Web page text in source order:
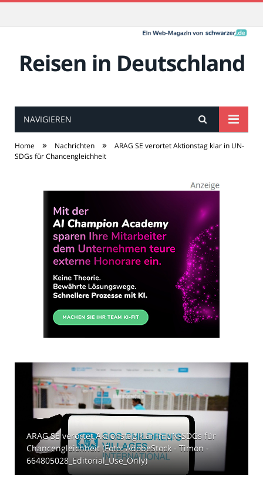
Reisen in Deutschland
NAVIGIEREN
Home » Nachrichten »
ARAG SE verortet Aktionstag klar in UN-
SDGs für Chancengleichheit
ARAG SE verortet Aktionstag klar in UN-SDGs für
Chancengleichheit (Foto: AdobeStock - Timon -
664805028_Editorial_Use_Only)